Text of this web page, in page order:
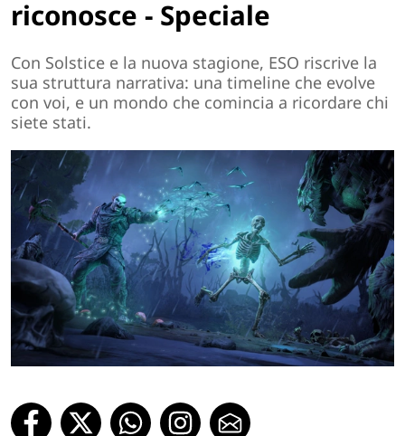
riconosce - Speciale
Con Solstice e la nuova stagione, ESO riscrive la
sua struttura narrativa: una timeline che evolve
con voi, e un mondo che comincia a ricordare chi
siete stati.